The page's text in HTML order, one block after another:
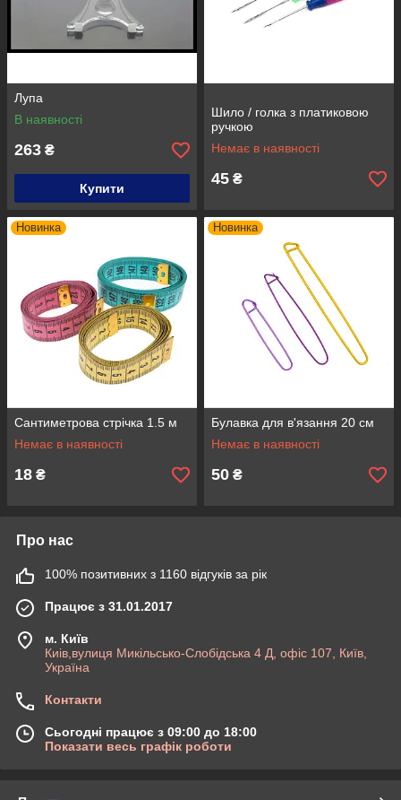
Лупа
В наявності
263 ₴
Купити
Шило / голка з платиковою
ручкою
Немає в наявності
45 ₴
Новинка
Сантиметрова стрічка 1.5 м
Немає в наявності
18 ₴
Новинка
Булавка для в'язання 20 см
Немає в наявності
50 ₴
Про нас
100% позитивних з 1160 відгуків за рік
Працює з 31.01.2017
м. Київ
Киів,вулиця Микільсько-Слобідська 4 Д, офіс 107, Київ,
Україна
Контакти
Сьогодні працює з 09:00 до 18:00
Показати весь графік роботи